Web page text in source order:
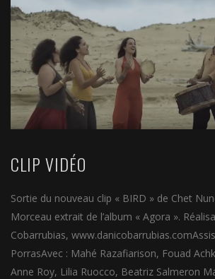
CLIP VIDÉO
Sortie du nouveau clip « BIRD » de Chet
Morceau extrait de l’album « Agora ».
Cobarrubias,
PorrasAvec : Mahé Razafiarison, Fouad
Anne Roy, Lilia Ruocco, Beatriz Salmeron